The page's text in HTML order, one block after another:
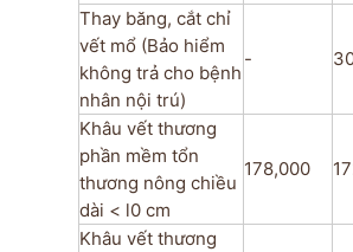
Thay băng, cắt chỉ
vết mổ (Bảo hiểm
không trả cho bệnh
nhân nội trú)
-
Khâu vết thương
phần mềm tổn
thương nông chiều
dài < l0 cm
178,000
Khâu vết thương